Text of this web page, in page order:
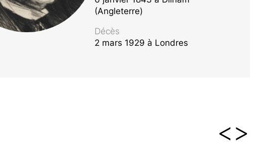
(Angleterre)
Décès
2 mars 1929 à Londres
<>